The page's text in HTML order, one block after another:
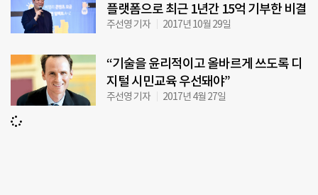
플랫폼으로 최근 1년간 15억 기부한 비결
주선영 기자 2017년 10월 29일
“기술을 윤리적이고 올바르게 쓰도록 디
지털 시민교육 우선돼야”
주선영 기자 2017년 4월 27일